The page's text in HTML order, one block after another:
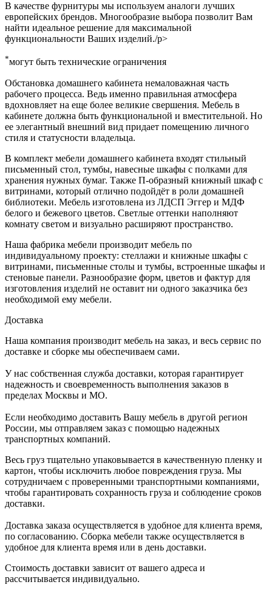
В качестве фурнитуры мы используем аналоги лучших
европейских брендов. Многообразие выбора позволит Вам
найти идеальное решение для максимальной
функциональности Ваших изделий./p>
*могут быть технические ограничения
Обстановка домашнего кабинета немаловажная часть
рабочего процесса. Ведь именно правильная атмосфера
вдохновляет на еще более великие свершения. Мебель в
кабинете должна быть функциональной и вместительной. Но
ее элегантный внешний вид придает помещению личного
стиля и статусности владельца.
В комплект мебели домашнего кабинета входят стильный
письменный стол, тумбы, навесные шкафы с полками для
хранения нужных бумаг. Также П-образный книжный шкаф с
витринами, который отлично подойдёт в роли домашней
библиотеки. Мебель изготовлена из ЛДСП Эггер и МДФ
белого и бежевого цветов. Светлые оттенки наполняют
комнату светом и визуально расширяют пространство.
Наша фабрика мебели производит мебель по
индивидуальному проекту: стеллажи и книжные шкафы с
витринами, письменные столы и тумбы, встроенные шкафы и
стеновые панели. Разнообразие форм, цветов и фактур для
изготовления изделий не оставит ни одного заказчика без
необходимой ему мебели.
Доставка
Наша компания производит мебель на заказ, и весь сервис по
доставке и сборке мы обеспечиваем сами.
У нас собственная служба доставки, которая гарантирует
надежность и своевременность выполнения заказов в
пределах Москвы и МО.
Если необходимо доставить Вашу мебель в другой регион
России, мы отправляем заказ с помощью надежных
транспортных компаний.
Весь груз тщательно упаковывается в качественную пленку и
картон, чтобы исключить любое повреждения груза. Мы
сотрудничаем с проверенными транспортными компаниями,
чтобы гарантировать сохранность груза и соблюдение сроков
доставки.
Доставка заказа осуществляется в удобное для клиента время,
по согласованию. Сборка мебели также осуществляется в
удобное для клиента время или в день доставки.
Стоимость доставки зависит от вашего адреса и
рассчитывается индивидуально.